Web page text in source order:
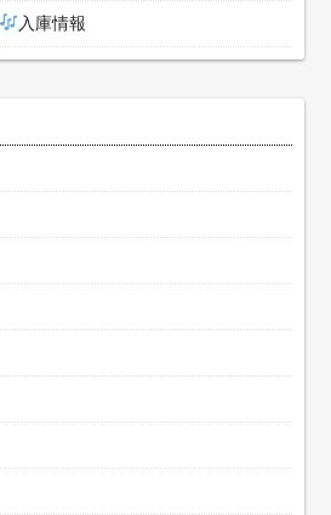
入庫情報